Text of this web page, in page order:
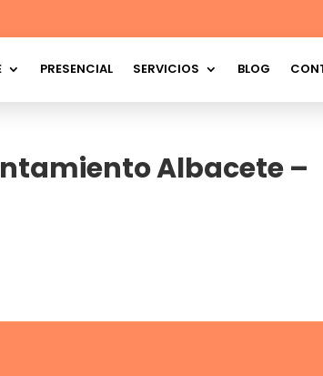
PRESENCIAL SERVICIOS BLOG
Albacete –